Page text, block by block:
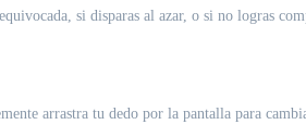
si disparas al azar, o si no logras
arrastra tu dedo por la pantalla para